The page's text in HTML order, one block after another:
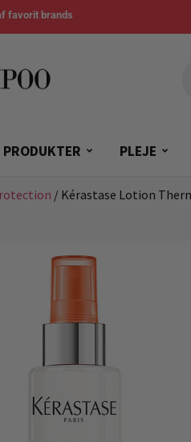
favorit brands
PRODUKTER PLEJE
/ Kérastase Lotion